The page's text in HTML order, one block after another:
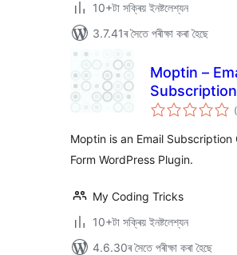
10+টা সক্ৰিয় ইনষ্টলেশ্যন
3.7.41ৰ সৈতে পৰীক্ষা কৰা হৈছে
Moptin –
form
Moptin is an Email Subscription
Form WordPress Plugin.
My Coding Tricks
10+টা সক্ৰিয় ইনষ্টলেশ্যন
4.6.30ৰ সৈতে পৰীক্ষা কৰা হৈছে